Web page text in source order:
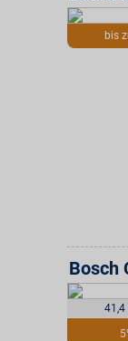
bis
41,4
Bosch